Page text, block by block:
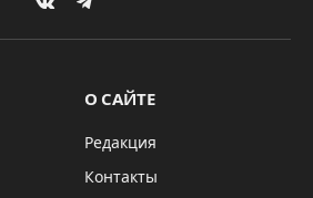
VKontakteTelegram
О САЙТЕ
Редакция
Контакты